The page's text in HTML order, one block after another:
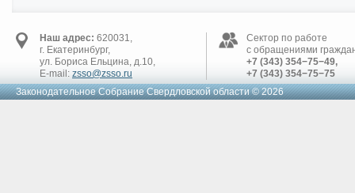
Наш адрес: 620031,
г. Екатеринбург,
ул. Бориса Ельцина, д.10,
E-mail: zsso@zsso.ru
Сектор по работе
с обращениями
+7 (343) 354−75−49,
+7 (343) 354−75−75
Законодательное Cобрание Свердловской области © 2026